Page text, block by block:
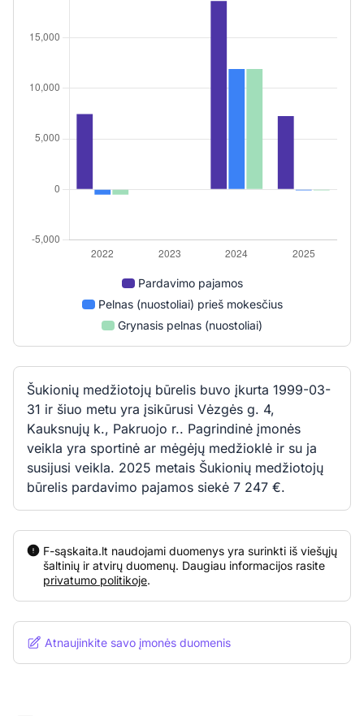
Pardavimo pajamos
Pelnas (nuostoliai) prieš mokesčius
Grynasis pelnas (nuostoliai)
Šukionių medžiotojų būrelis buvo įkurta 1999-03-
31 ir šiuo metu yra įsikūrusi Vėzgės g. 4,
Kauksnujų k., Pakruojo r.. Pagrindinė įmonės
veikla yra sportinė ar mėgėjų medžioklė ir su ja
susijusi veikla. 2025 metais Šukionių medžiotojų
būrelis pardavimo pajamos siekė 7 247 €.
F-sąskaita.lt naudojami duomenys yra surinkti iš viešųjų
šaltinių ir atvirų duomenų. Daugiau informacijos rasite
privatumo politikoje.
Atnaujinkite savo įmonės duomenis